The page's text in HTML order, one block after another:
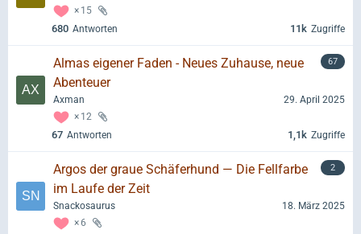
15
Antworten
680 Zugriffe
11k
Almas eigener Faden - Neues Zuhause, neue
Abenteuer
67
12
Axman 29. April 2025
Antworten
67 Zugriffe
1,1k
Argos der graue Schäferhund — Die Fellfarbe
im Laufe der Zeit
2
6
Snackosaurus 18. März 2025